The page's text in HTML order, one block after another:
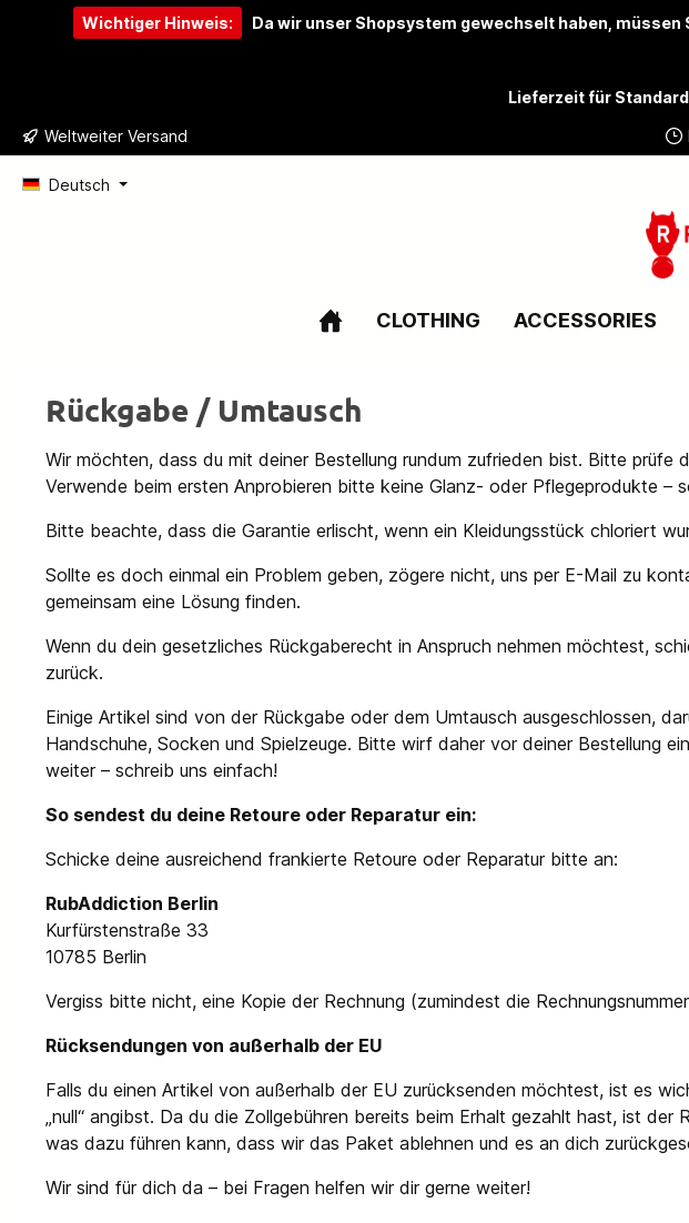
springen Zur Hauptnavigation springen
Wichtiger Hinweis: Da wir unser Shopsystem gewechselt haben, müssen
Lieferzeit für
Weltweiter Versand
Deutsch
CLOTHING ACCESSORIES
Rückgabe / Umtausch
Wir möchten, dass du mit deiner Bestellung rundum zufrieden bist. Bitte
Verwende beim ersten Anprobieren bitte keine Glanz- oder Pflegeprodukte
Bitte beachte, dass die Garantie erlischt, wenn ein Kleidungsstück chloriert
Sollte es doch einmal ein Problem geben, zögere nicht, uns per E-Mail zu
gemeinsam eine Lösung finden.
Wenn du dein gesetzliches Rückgaberecht in Anspruch nehmen möchtest,
zurück.
Einige Artikel sind von der Rückgabe oder dem Umtausch ausgeschlossen,
Handschuhe, Socken und Spielzeuge. Bitte wirf daher vor deiner Bestellung
weiter – schreib uns einfach!
So sendest du deine Retoure oder Reparatur ein:
Schicke deine ausreichend frankierte Retoure oder Reparatur bitte an:
RubAddiction Berlin
Kurfürstenstraße 33
10785 Berlin
Vergiss bitte nicht, eine Kopie der Rechnung (zumindest die
Rücksendungen von außerhalb der EU
Falls du einen Artikel von außerhalb der EU zurücksenden möchtest, ist es
„null“ angibst. Da du die Zollgebühren bereits beim Erhalt gezahlt hast, ist
was dazu führen kann, dass wir das Paket ablehnen und es an dich
Wir sind für dich da – bei Fragen helfen wir dir gerne weiter!